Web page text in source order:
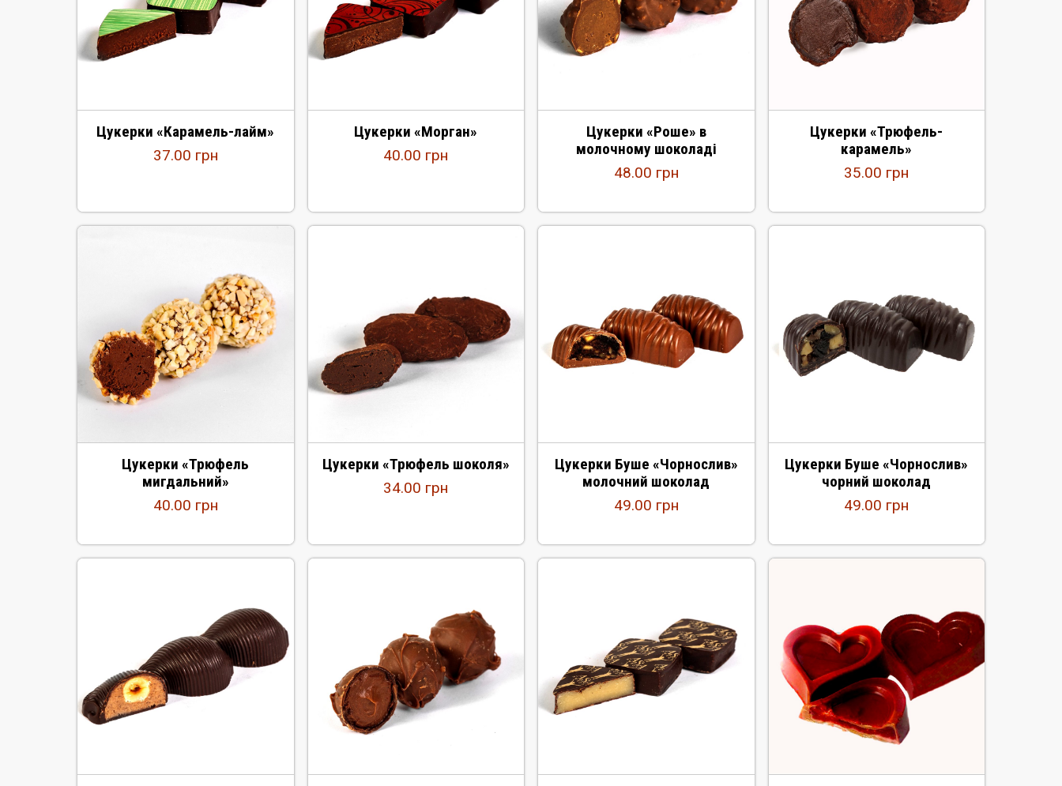
Цукерки «Карамель-лайм»
37.00 грн
Цукерки «Морган»
40.00 грн
Цукерки «Роше» в
молочному шоколаді
48.00 грн
Цукерки «Трюфель-
карамель»
35.00 грн
Цукерки «Трюфель
мигдальний»
40.00 грн
Цукерки «Трюфель шоколя»
34.00 грн
Цукерки Буше «Чорнослив»
молочний шоколад
49.00 грн
Цукерки Буше «Чорнослив»
чорний шоколад
49.00 грн